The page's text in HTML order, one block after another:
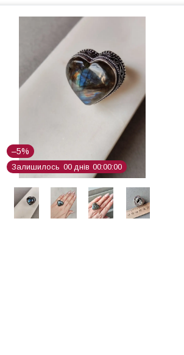
–5%
Залишилось 00 днів 00 00 00